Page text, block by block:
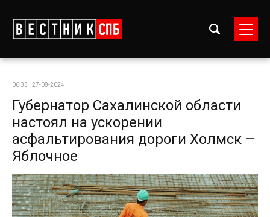
06:33 | 27-08-2024
Губернатор Сахалинской области
настоял на ускорении
асфальтирования дороги Холмск –
Яблочное